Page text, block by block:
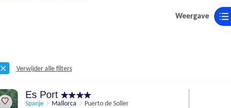
Weergave
Verwijder alle filters
Es Port
Spanje Mallorca
Puerto de Soller